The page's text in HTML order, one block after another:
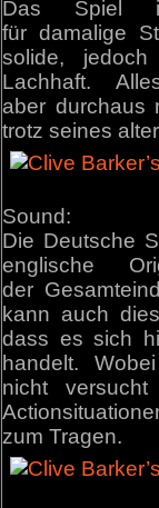
Das Spiel
für damalige
solide,
Lachhaft.
aber durchaus
trotz seines
Sound:
Die Deutsche
englische
der
kann auch
dass es sich
handelt.
nicht
zum Tragen.